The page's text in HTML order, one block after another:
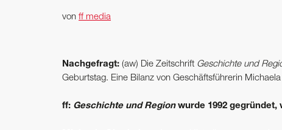
von ff media
Nachgefragt: (aw) Die Zeitschrift Geschichte und
Geburtstag. Eine Bilanz von Geschäftsführerin
ff: Geschichte und Regionwurde 1992 gegründet,